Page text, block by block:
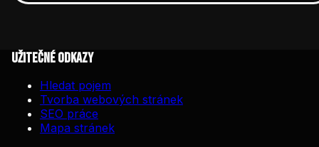
Užitečné odkazy
Hledat pojem
Tvorba webových stránek
SEO práce
Mapa stránek